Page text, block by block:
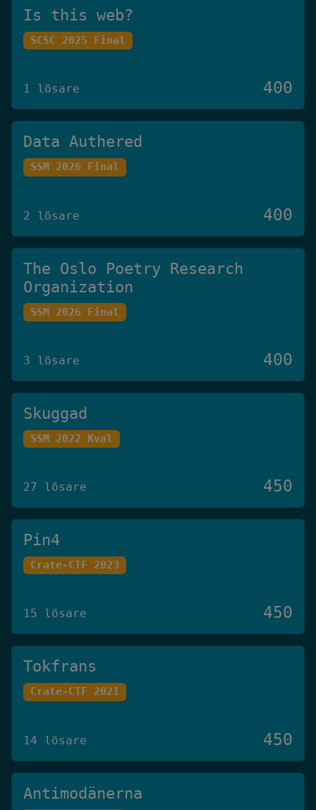
Is this web?
SCSC 2025 Final
1 lösare 400
Data Authered
SSM 2026 Final
2 lösare 400
The Oslo Poetry Research
Organization
SSM 2026 Final
3 lösare 400
Skuggad
SSM 2022 Kval
27 lösare 450
Pin4
Crate-CTF 2023
15 lösare 450
Tokfrans
Crate-CTF 2021
14 lösare 450
Antimodänerna